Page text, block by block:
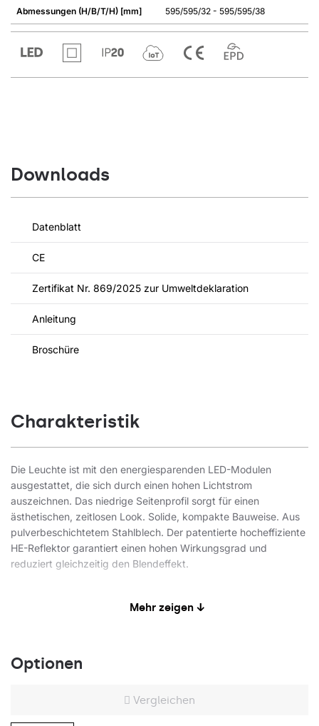
Abmessungen (H/B/T/H) [mm] 595/595/32 - 595/595/38
Downloads
Datenblatt
CE
Zertifikat Nr. 869/2025 zur Umweltdeklaration
Anleitung
Broschüre
Charakteristik
Die Leuchte ist mit den energiesparenden LED-Modulen
ausgestattet, die sich durch einen hohen Lichtstrom
auszeichnen. Das niedrige Seitenprofil sorgt für einen
ästhetischen, zeitlosen Look. Solide, kompakte Bauweise. Aus
pulverbeschichtetem Stahlblech. Der patentierte hocheffiziente
HE-Reflektor garantiert einen hohen Wirkungsgrad und
reduziert gleichzeitig den Blendeffekt.
Aufputzmontage auf Neodym-Magneten (Magnetver. / N-
Lösungen verwendet, die die Geschwindigkeit und Sicherheit
der Installation beeinflussen. Zudem verkürzen die Varianten
auf ein absolutes Minimum.
Mehr zeigen ↓
Optionen
Vergleichen